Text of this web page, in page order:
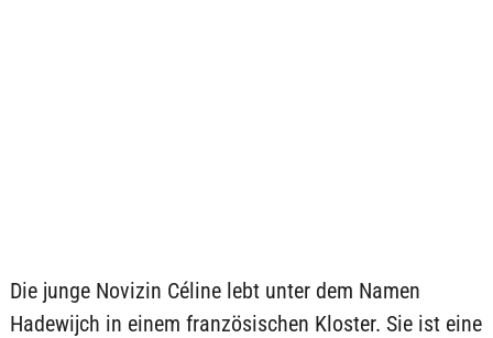
Die junge Novizin Céline lebt unter dem Namen
Hadewijch in einem französischen Kloster. Sie ist eine